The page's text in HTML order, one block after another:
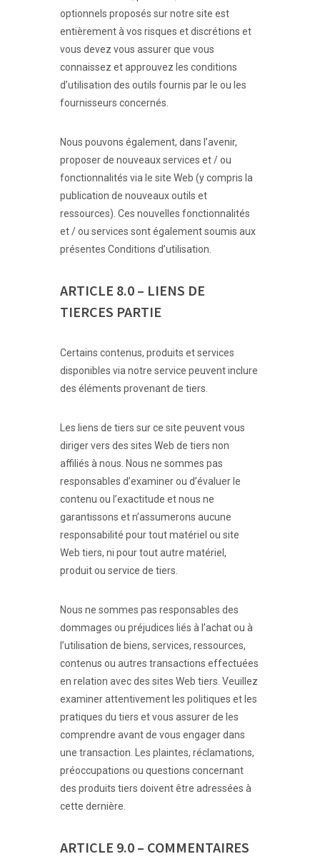
optionnels proposés sur notre site est
entièrement à vos risques et discrétions et
vous devez vous assurer que vous
connaissez et approuvez les conditions
d’utilisation des outils fournis par le ou les
fournisseurs concernés.
Nous pouvons également, dans l’avenir,
proposer de nouveaux services et / ou
fonctionnalités via le site Web (y compris la
publication de nouveaux outils et
ressources). Ces nouvelles fonctionnalités
et / ou services sont également soumis aux
présentes Conditions d’utilisation.
ARTICLE 8.0 – LIENS DE
TIERCES PARTIE
Certains contenus, produits et services
disponibles via notre service peuvent inclure
des éléments provenant de tiers.
Les liens de tiers sur ce site peuvent vous
diriger vers des sites Web de tiers non
affiliés à nous. Nous ne sommes pas
responsables d’examiner ou d’évaluer le
contenu ou l’exactitude et nous ne
garantissons et n’assumerons aucune
responsabilité pour tout matériel ou site
Web tiers, ni pour tout autre matériel,
produit ou service de tiers.
Nous ne sommes pas responsables des
dommages ou préjudices liés à l’achat ou à
l’utilisation de biens, services, ressources,
contenus ou autres transactions effectuées
en relation avec des sites Web tiers. Veuillez
examiner attentivement les politiques et les
pratiques du tiers et vous assurer de les
comprendre avant de vous engager dans
une transaction. Les plaintes, réclamations,
préoccupations ou questions concernant
des produits tiers doivent être adressées à
cette dernière.
ARTICLE 9.0 – COMMENTAIRES